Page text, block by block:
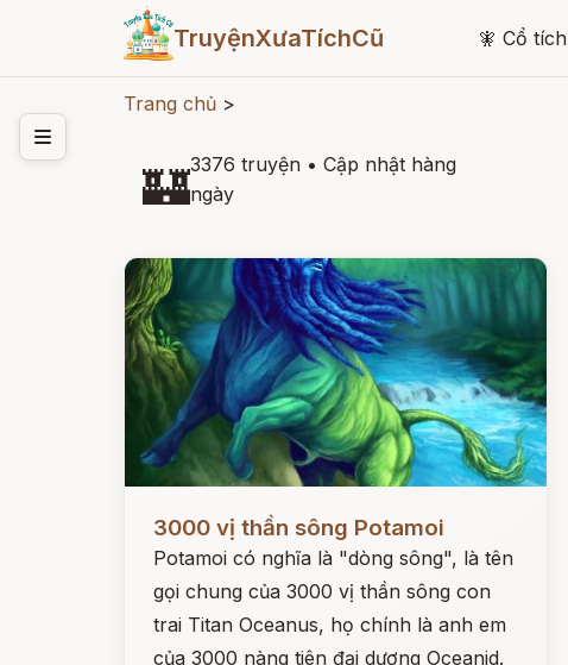
TruyệnXưaTíchCũ 🧚 Cổ tích
Trang chủ >
🏰3376 truyện • Cập nhật hàng
ngày
3000 vị thần sông Potamoi
Potamoi có nghĩa là "dòng sông", là tên
gọi chung của 3000 vị thần sông con
trai Titan Oceanus, họ chính là anh em
của 3000 nàng tiên đại dương Oceanid.